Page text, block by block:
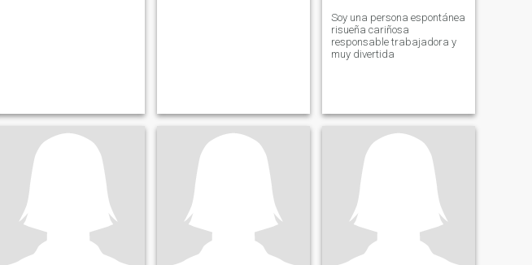
Soy una persona espontánea
risueña cariñosa
responsable trabajadora y
muy divertida